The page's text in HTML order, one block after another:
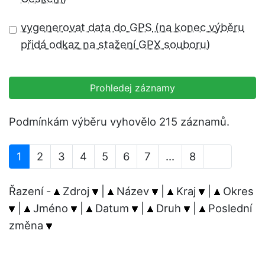
vygenerovat data do GPS
Prohledej záznamy
Podmínkám výběru vyhovělo 215 záznamů.
1 2 3 4 5 6 7 ... 8
Řazení - Zdroj Název Kraj
Okres
Jméno Datum Druh
Poslední
změna